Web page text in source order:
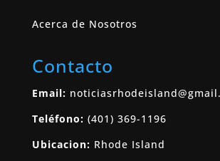
Acerca de Nosotros
Contacto
Email:
Teléfono: (401) 369-1196
Ubicacion: Rhode Island